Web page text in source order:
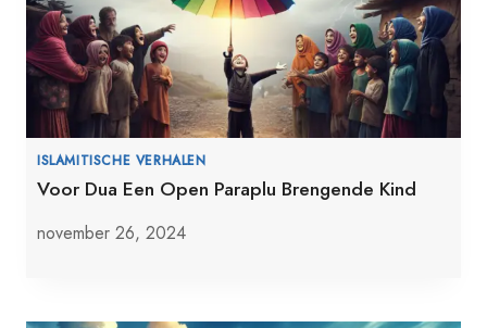
ISLAMITISCHE VERHALEN
Voor Dua Een Open Paraplu Brengende Kind
november 26, 2024